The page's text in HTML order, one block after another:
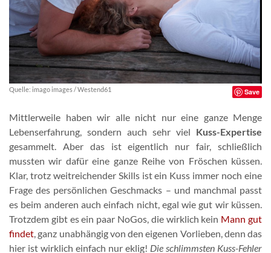
Quelle: imago images / Westend61 Save
Mittlerweile haben wir alle nicht nur eine ganze Menge
Lebenserfahrung, sondern auch sehr viel Kuss-Expertise
gesammelt. Aber das ist eigentlich nur fair, schließlich
mussten wir dafür eine ganze Reihe von Fröschen küssen.
Klar, trotz weitreichender Skills ist ein Kuss immer noch eine
Frage des persönlichen Geschmacks – und manchmal passt
es beim anderen auch einfach nicht, egal wie gut wir küssen.
Trotzdem gibt es ein paar NoGos, die wirklich kein Mann gut
findet , ganz unabhängig von den eigenen Vorlieben, denn das
hier ist wirklich einfach nur eklig! Die schlimmsten Kuss-Fehler